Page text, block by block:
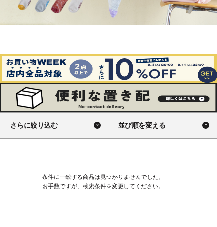
さらに絞り込む 並び順を変える
条件に一致する商品は見つかりませんでした。
お手数ですが、検索条件を変更してください。